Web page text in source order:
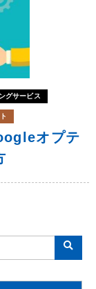
グサービス
オプテ